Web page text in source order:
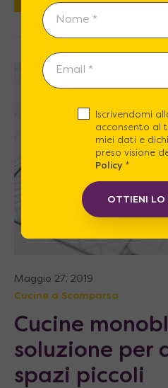
Maggio 27, 2019
Cucine a Scomparsa
Cucine
soluzione per
spazi piccoli
Iscrivendomi
acconsento al
miei dati e
preso visione
Policy*
OTTIENI LO